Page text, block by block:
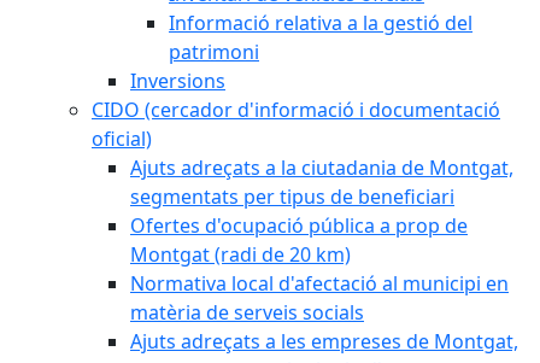
Informació relativa a la gestió del
patrimoni
Inversions
CIDO (cercador d'informació i documentació
oficial)
Ajuts adreçats a la ciutadania de Montgat,
segmentats per tipus de beneficiari
Ofertes d'ocupació pública a prop de
Montgat (radi de 20 km)
Normativa local d'afectació al municipi en
matèria de serveis socials
Ajuts adreçats a les empreses de Montgat,